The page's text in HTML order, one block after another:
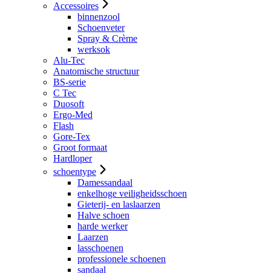
Accessoires
binnenzool
Schoenveter
Spray & Crème
werksok
Alu-Tec
Anatomische structuur
BS-serie
C Tec
Duosoft
Ergo-Med
Flash
Gore-Tex
Groot formaat
Hardloper
schoentype
Damessandaal
enkelhoge veiligheidsschoen
Gieterij- en laslaarzen
Halve schoen
harde werker
Laarzen
lasschoenen
professionele schoenen
sandaal